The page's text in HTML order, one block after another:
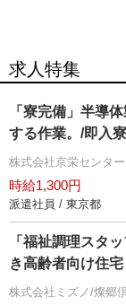
求人特集
「寮完備」半導
する作業。/即入
株式会社京栄センター
時給1,300円
派遣社員 / 東京都
「福祉調理スタ
き高齢者向け住宅
株式会社ミズノ/燦郷